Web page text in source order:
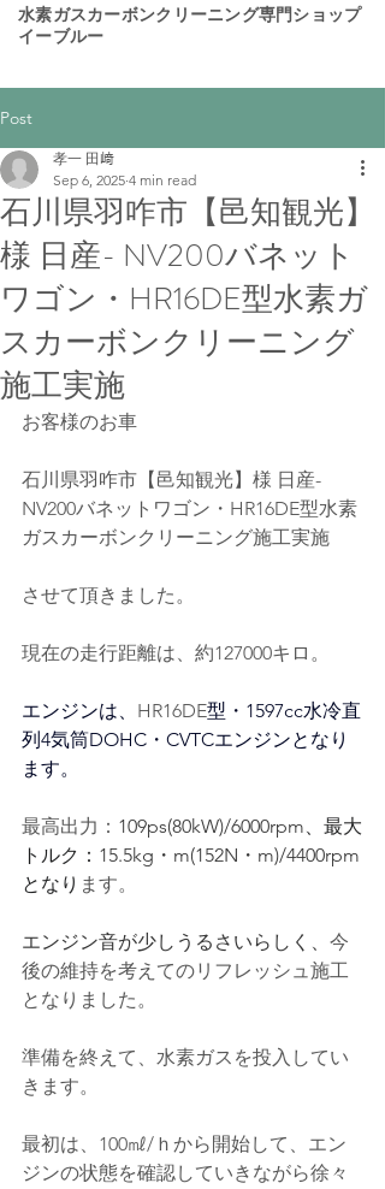
​水素ガスカーボンクリーニング専門ショップ
イーブルー
Post
石川県羽咋市【邑知観光】
様 日産- NV200バネット
ワゴン・HR16DE型水素ガ
スカーボンクリーニング
施工実施
孝一 田﨑
Sep 6, 2025 4 min read
お客様のお車
石川県羽咋市【邑知観光】様 日産-
NV200バネットワゴン・HR16DE型水素
ガスカーボンクリーニング施工実施
させて頂きました。
現在の走行距離は、約127000キロ。
エンジンは、 HR16DE型・1597cc水冷直
列4気筒DOHC・CVTCエンジンとなり
ます。
最高出力： 109ps(80kW)/6000rpm、最大
トルク： 15.5kg・m(152N・m)/4400rpm
となり ます。
エンジン音が少しうるさいらしく、 今
後の維持を考えてのリフレッシュ施工
となりました。
準備を終えて、水素ガスを投入してい
きます。
最初は、100㎖/ｈから開始して、エン
ジンの状態を確認していきながら徐々